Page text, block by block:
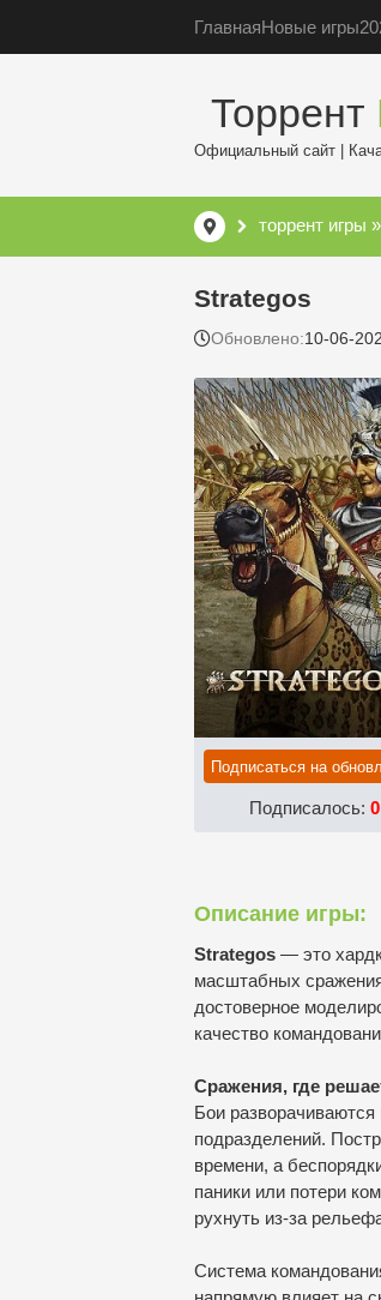
ГлавнаяНовые игры
Торрент
Официальный сайт |
торрент игры »
Strategos
Обновлено:10-06-
Подписаться на
Подписалось: 0
Описание игры:
Strategos — это
масштабных
достоверное
качество
Сражения, где
Бои
подразделений.
времени, а
паники или потери
рухнуть из-за
Система